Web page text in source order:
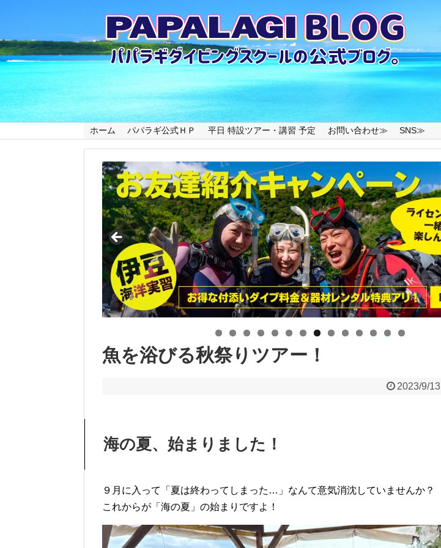
ホーム パパラギ公式ＨＰ 平日 特設ツアー・講習 予定 お問い合わせ≫ SNS≫
0 1 2 3 4
魚を浴びる秋祭りツアー！
2023/9/13
海の夏、始まりました！
９月に入って「夏は終わってしまった…」なんて意気消沈していませんか？
これからが「海の夏」の始まりですよ！